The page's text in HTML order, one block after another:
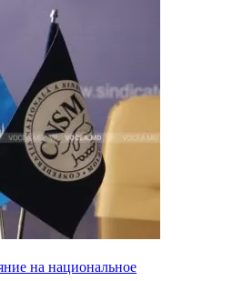
на национальное